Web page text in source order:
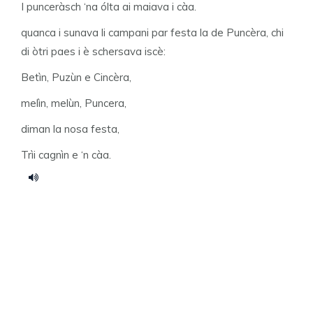
I punceràsch ‘na ólta ai maiava i càa.
quanca i sunava li campani par festa la de Puncèra, chi
di òtri paes i è schersava iscè:
Betìn, Puzùn e Cincèra,
melìn, melùn, Puncera,
diman la nosa festa,
Trìi cagnìn e ‘n càa.